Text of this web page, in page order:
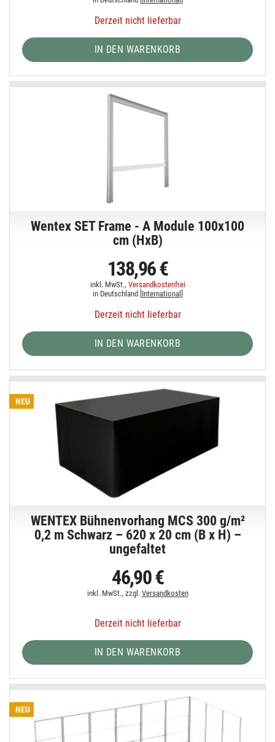
Derzeit nicht lieferbar
IN DEN WARENKORB
Wentex SET Frame - A Module 100x100
cm (HxB)
138,96 €
inkl. MwSt., Versandkostenfrei
in Deutschland [ International
Derzeit nicht lieferbar
IN DEN WARENKORB
NEU
WENTEX Bühnenvorhang MCS 300 g/m²
0,2 m Schwarz – 620 x 20 cm (B x H) –
ungefaltet
46,90 €
inkl. MwSt., zzgl. Versandkosten
Derzeit nicht lieferbar
IN DEN WARENKORB
NEU